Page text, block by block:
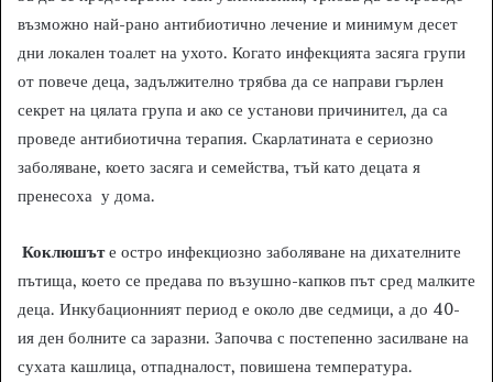
възможно най-рано антибиотично лечение и минимум десет
дни локален тоалет на ухото. Когато инфекцията засяга групи
от повече деца, задължително трябва да се направи гърлен
секрет на цялата група и ако се установи причинител, да са
проведе антибиотична терапия. Скарлатината е сериозно
заболяване, което засяга и семейства, тъй като децата я
пренесоха у дома.
Коклюшъте остро инфекциозно заболяване на дихателните
пътища, което се предава по възушно-капков път сред малките
деца. Инкубационният период е около две седмици, а до 40-
ия ден болните са заразни. Започва с постепенно засилване на
сухата кашлица, отпадналост, повишена температура.